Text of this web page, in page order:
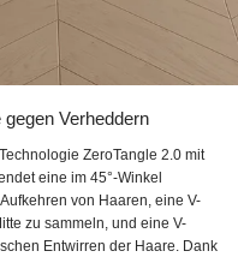
gegen Verheddern
ZeroTangle 2.0 mit
eine im 45°-Winkel
von Haaren, eine V-
zu sammeln, und eine V-
Entwirren der Haare. Dank